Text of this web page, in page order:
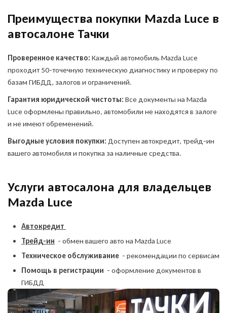
Преимущества покупки Mazda Luce в
автосалоне Тачки
Проверенное качество: Каждый автомобиль Mazda Luce
проходит 50-точечную техническую диагностику и проверку по
базам ГИБДД, залогов и ограничений.
Гарантия юридической чистоты: Все документы на Mazda
Luce оформлены правильно, автомобили не находятся в залоге
и не имеют обременений.
Выгодные условия покупки: Доступен автокредит, трейд-ин
вашего автомобиля и покупка за наличные средства.
Услуги автосалона для владельцев
Mazda Luce
Автокредит
Трейд-ин - обмен вашего авто на Mazda Luce
Техническое обслуживание - рекомендации по сервисам
Помощь в регистрации - оформление документов в
ГИБДД